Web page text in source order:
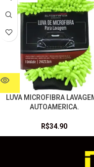
LUVA MICROFIBRA
AUTOAMERICA.
R$34.90